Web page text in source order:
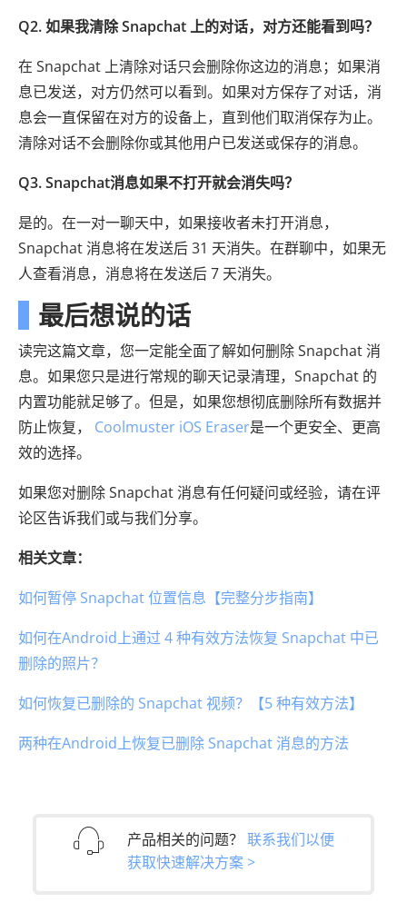
Q2. 如果我清除 Snapchat 上的对话，对方还能看到吗？
在 Snapchat 上清除对话只会删除你这边的消息；如果消
息已发送，对方仍然可以看到。如果对方保存了对话，消
息会一直保留在对方的设备上，直到他们取消保存为止。
清除对话不会删除你或其他用户已发送或保存的消息。
Q3. Snapchat消息如果不打开就会消失吗？
是的。在一对一聊天中，如果接收者未打开消息，
Snapchat 消息将在发送后 31 天消失。在群聊中，如果无
人查看消息，消息将在发送后 7 天消失。
最后想说的话
读完这篇文章，您一定能全面了解如何删除 Snapchat 消
息。如果您只是进行常规的聊天记录清理，Snapchat 的
内置功能就足够了。但是，如果您想彻底删除所有数据并
防止恢复， Coolmuster iOS Eraser是一个更安全、更高
效的选择。
如果您对删除 Snapchat 消息有任何疑问或经验，请在评
论区告诉我们或与我们分享。
相关文章：
如何暂停 Snapchat 位置信息【完整分步指南】
如何在Android上通过 4 种有效方法恢复 Snapchat 中已
删除的照片？
如何恢复已删除的 Snapchat 视频？【5 种有效方法】
两种在Android上恢复已删除 Snapchat 消息的方法
产品相关的问题？ 联系我们以便
获取快速解决方案 >